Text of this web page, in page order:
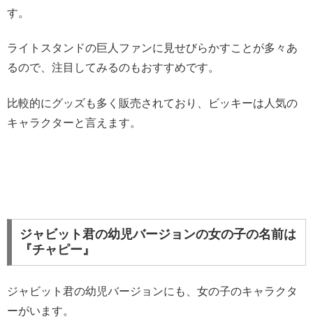
す。
ライトスタンドの巨人ファンに見せびらかすことが多々あ
るので、注目してみるのもおすすめです。
比較的にグッズも多く販売されており、ビッキーは人気の
キャラクターと言えます。
ジャビット君の幼児バージョンの女の子の名前は
『チャピー』
ジャビット君の幼児バージョンにも、女の子のキャラクタ
ーがいます。